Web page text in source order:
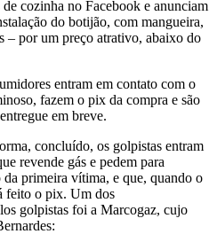
cozinha no Facebook e anunciam
do botijão, com mangueira,
– por um preço atrativo, abaixo do
entram em contato com o
fazem o pix da compra e são
em breve.
concluído, os golpistas entram
revende gás e pedem para
primeira vítima, e que, quando o
feito o pix. Um dos
golpistas foi a Marcogaz, cujo